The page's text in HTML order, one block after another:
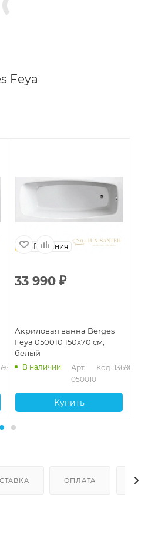
Feya
Германия
33 990 ₽
Акриловая ванна Berges
Feya 050010 150х70 см,
белый
В наличии
Арт.:
050010
Код: 13690
Купить
ОПЛАТА